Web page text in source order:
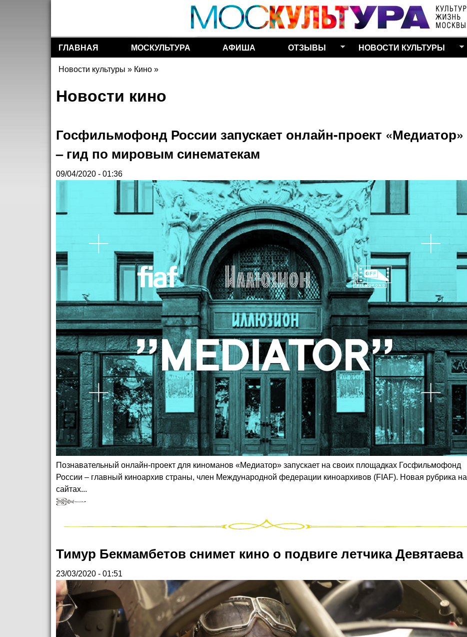
Перейти к основному
содержанию
Разделы сайта
ГЛАВНАЯ МОСКУЛЬТУРА АФИША ОТЗЫВЫ НОВОСТИ КУЛЬТУРЫ
Вы здесь
Новости культуры » Кино »
Новости кино
Госфильмофонд России запускает онлайн-проект «Медиатор»
– гид по мировым синематекам
09/04/2020 - 01:36
Познавательный онлайн-проект для киноманов «Медиатор» запускает на своих площадках Госфильмофонд
России – главный киноархив страны, член Международной федерации киноархивов (FIAF). Новая рубрика на
сайтах...
Тимур Бекмамбетов снимет кино о подвиге летчика Девятаева
23/03/2020 - 01:51